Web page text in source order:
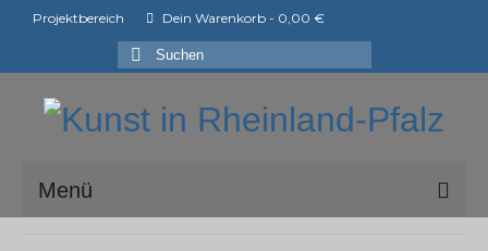
Projektbereich Dein Warenkorb - 0,00 €
Suchen
Menü